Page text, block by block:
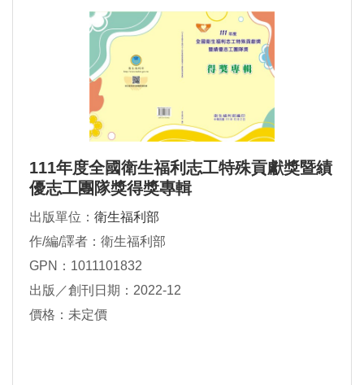
111年度全國衛生福利志工特殊貢獻獎暨績
優志工團隊獎得獎專輯
出版單位： 衛生福利部
作/編/譯者：衛生福利部
GPN：1011101832
出版／創刊日期：2022-12
價格：未定價